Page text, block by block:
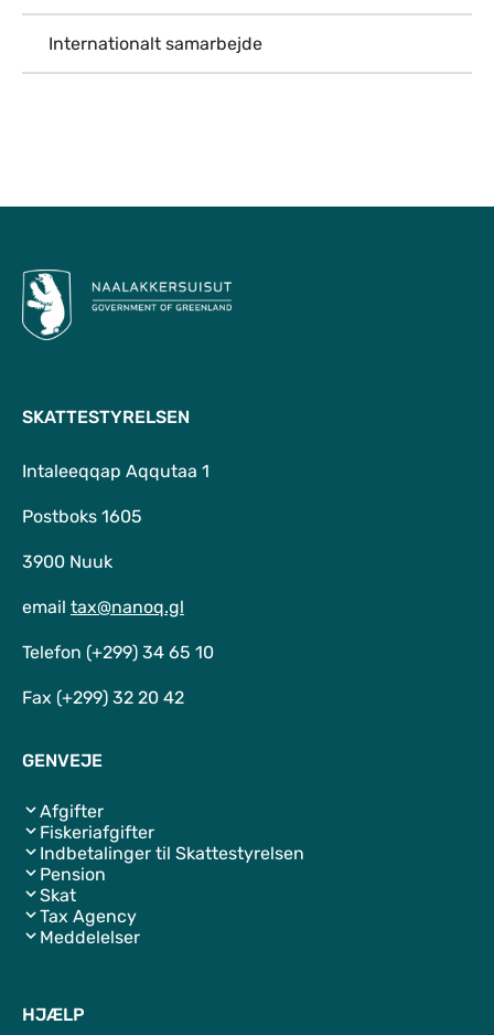
Internationalt samarbejde
SKATTESTYRELSEN
Intaleeqqap Aqqutaa 1
Postboks 1605
3900 Nuuk
email tax@nanoq.gl
Telefon (+299) 34 65 10
Fax (+299) 32 20 42
GENVEJE
Afgifter
Fiskeriafgifter
Indbetalinger til Skattestyrelsen
Pension
Skat
Tax Agency
Meddelelser
HJÆLP